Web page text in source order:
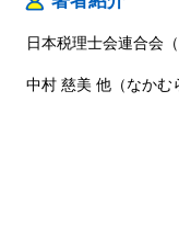
日本税理士会連合会
中村 慈美 他（なかむ